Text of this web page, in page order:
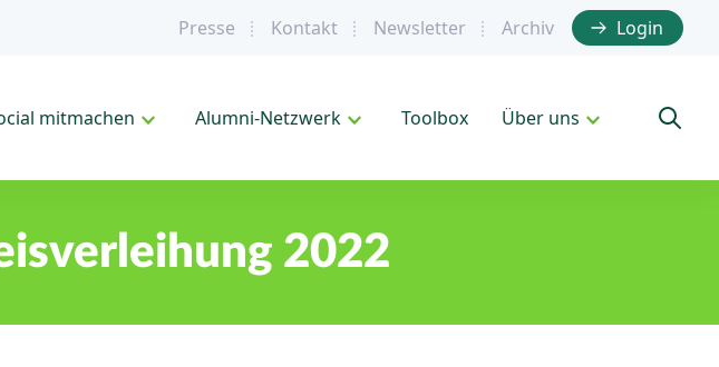
Presse Kontakt Newsletter Archiv Login
mitmachen Alumni-Netzwerk Toolbox Über uns
2022